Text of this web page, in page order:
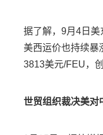
据了解，9月4日
美西运价也持续暴
3813美元/FEU，
世贸组织裁决美对